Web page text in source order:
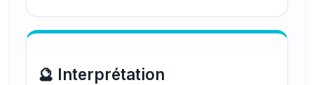
🔮 Interprétation